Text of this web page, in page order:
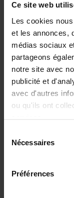
Ce site web
Les cookies
et les annonces,
médias sociaux
partageons
notre site avec
publicité et
avec d'autres
ou qu'ils ont
Nécessaires
Préférences